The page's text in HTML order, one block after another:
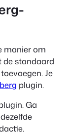
manier om
de standaard
Je
plugin.
Ga